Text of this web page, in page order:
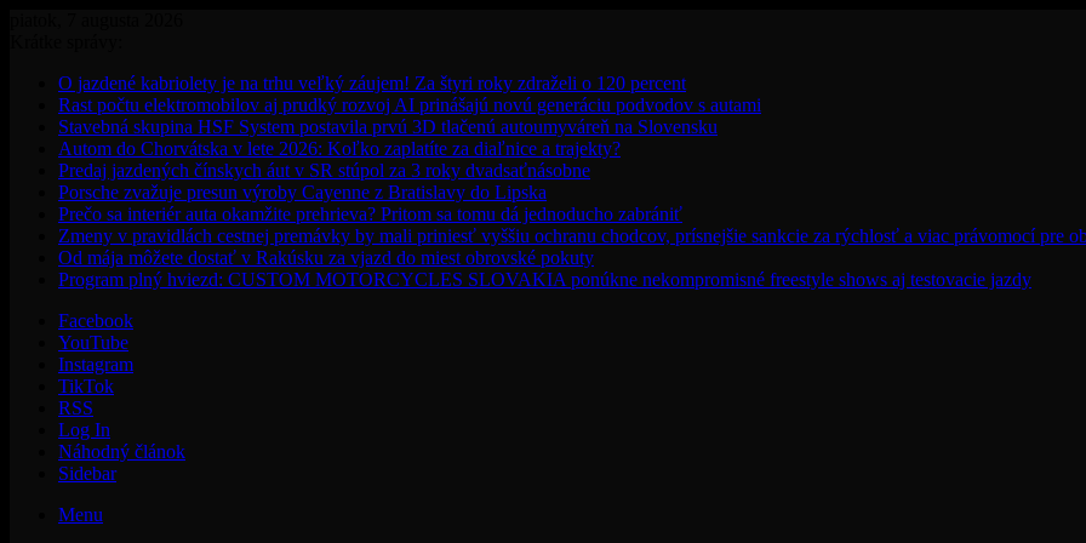
O jazdené kabriolety je na trhu veľký záujem! Za štyri roky zdraželi o 120 percent
Rast počtu elektromobilov aj prudký rozvoj AI prinášajú novú generáciu podvodov s autami
Stavebná skupina HSF System postavila prvú 3D tlačenú autoumyváreň na Slovensku
Autom do Chorvátska v lete 2026: Koľko zaplatíte za diaľnice a trajekty?
Predaj jazdených čínskych áut v SR stúpol za 3 roky dvadsaťnásobne
Porsche zvažuje presun výroby Cayenne z Bratislavy do Lipska
Prečo sa interiér auta okamžite prehrieva? Pritom sa tomu dá jednoducho zabrániť
Zmeny v pravidlách cestnej premávky by mali priniesť vyššiu ochranu chodcov, prísnejšie sankcie za rýchlosť a viac právomocí pre
Od mája môžete dostať v Rakúsku za vjazd do miest obrovské pokuty
Program plný hviezd: CUSTOM MOTORCYCLES SLOVAKIA ponúkne nekompromisné freestyle shows aj testovacie jazdy
Facebook
YouTube
Instagram
TikTok
RSS
Log In
Náhodný článok
Sidebar
Menu